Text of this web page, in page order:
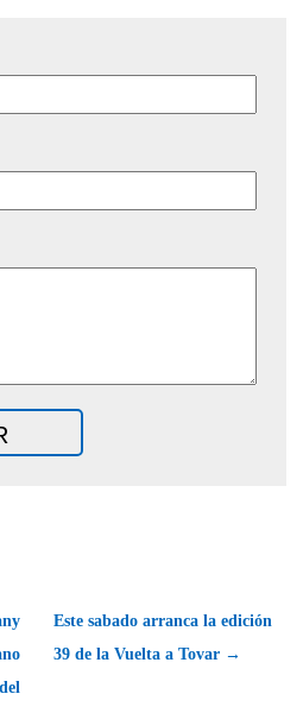
Este sabado arranca la edición
39 de la Vuelta a Tovar →